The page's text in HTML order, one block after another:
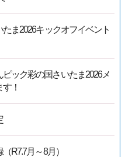
ま2026キックオフイベント
ピック彩の国さいたま2026メ
！
R7.7月～8月）